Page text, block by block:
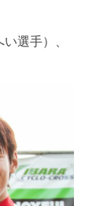
選手）、